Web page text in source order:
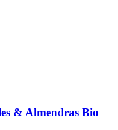
& Almendras Bio